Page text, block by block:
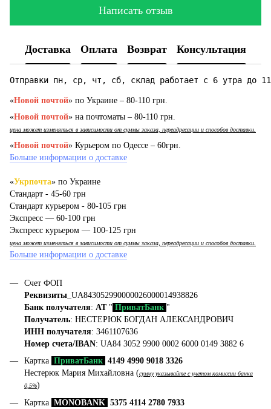
Написать отзыв
Доставка Оплата Возврат Консультация
Отправки пн, ср, чт, сб, склад работает с 6 утра до
«Новой почтой» по Украине – 80-110 грн.
«Новой почтой» на почтоматы – 80-110 грн.
цена может изменяться в зависимости от суммы заказа, переадресации и способов доставки.
«Новой почтой» Курьером по Одессе – 60грн.
Больше информации о доставке
«Укрпочта» по Украине
Стандарт - 45-60 грн
Стандарт курьером - 80-105 грн
Экспресс — 60-100 грн
Экспресс курьером — 100-125 грн
цена может изменяться в зависимости от суммы заказа, переадресации и способов доставки.
Больше информации о доставке
Счет ФОП
Реквизиты _UA843052990000026000014938826
Банк получателя: АТ" ПриватБанк "
Получатель: НЕСТЕРЮК БОГДАН АЛЕКСАНДРОВИЧ
ИНН получателя: 3461107636
Номер счета/IBAN: UA84 3052 9900 0002 6000 0149 3882 6
Картка ПриватБанк 4149 4990 9018 3326
Нестерюк Мария Михайловна (сумму указывайте с учетом комиссии банка
0,5%)
Картка MONOBANK 5375 4114 2780 7933